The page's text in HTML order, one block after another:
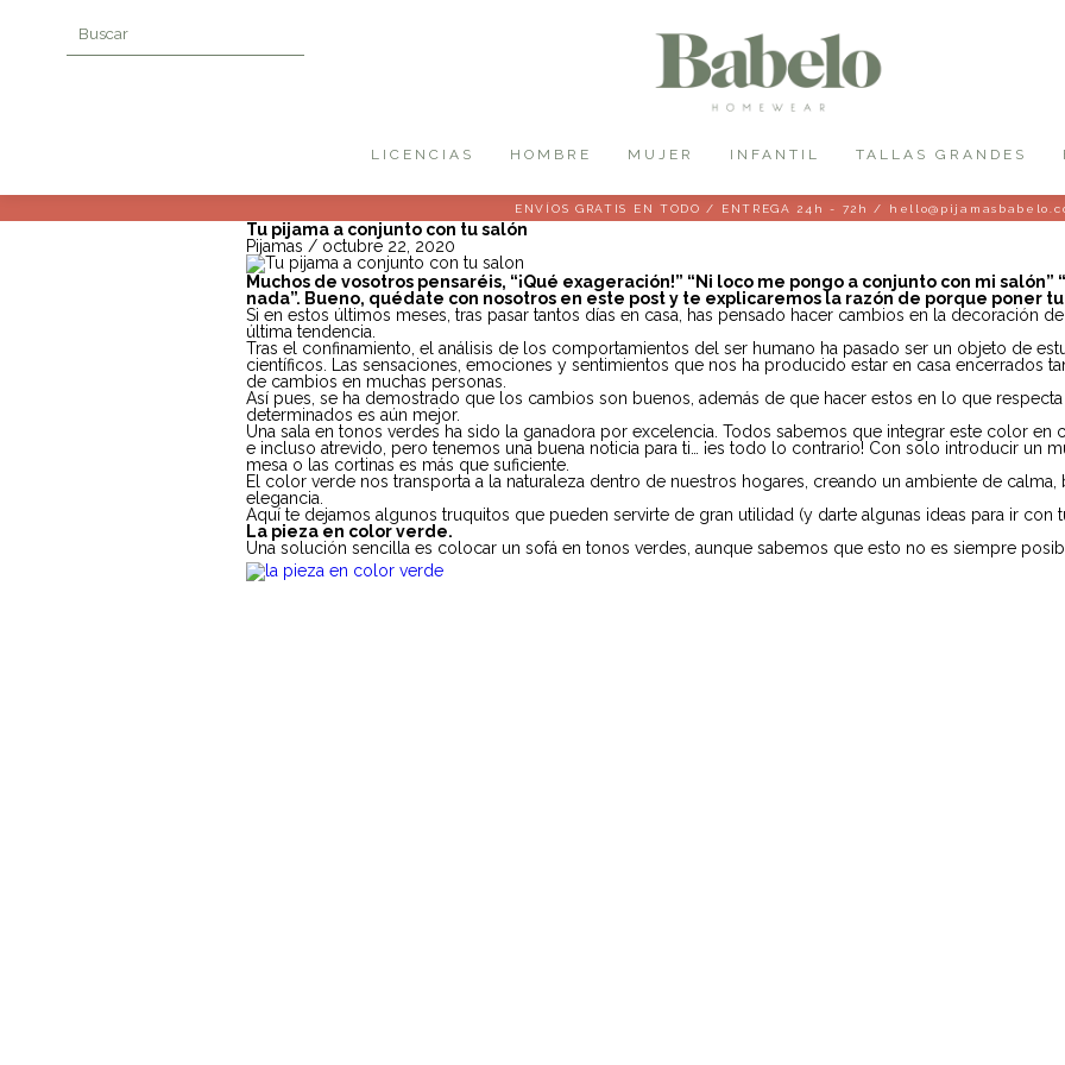
LICENCIAS HOMBRE MUJER INFANTIL TALLAS GRANDES
ENVÍOS GRATIS EN TODO / ENTREGA 24h - 72h /
Tu pijama a conjunto con tu salón
Pijamas / octubre 22, 2020
Muchos de vosotros pensaréis, “¡Qué exageración!” “Ni loco me pongo a conjunto con mi
nada”. Bueno, quédate con nosotros en este post y te explicaremos la razón de porque poner
Si en estos últimos meses, tras pasar tantos días en casa, has pensado hacer cambios en la decoración
última tendencia.
Tras el confinamiento, el análisis de los comportamientos del ser humano ha pasado ser un objeto de
científicos. Las sensaciones, emociones y sentimientos que nos ha producido estar en casa encerrados
de cambios en muchas personas.
Así pues, se ha demostrado que los cambios son buenos, además de que hacer estos en lo que
determinados es aún mejor.
Una sala en tonos verdes ha sido la ganadora por excelencia. Todos sabemos que integrar este color
e incluso atrevido, pero tenemos una buena noticia para ti… ¡es todo lo contrario! Con solo introducir un
mesa o las cortinas es más que suficiente.
El color verde nos transporta a la naturaleza dentro de nuestros hogares, creando un ambiente de
elegancia.
Aquí te dejamos algunos truquitos que pueden servirte de gran utilidad (y darte algunas ideas para ir con
La pieza en color verde.
Una solución sencilla es colocar un sofá en tonos verdes, aunque sabemos que esto no es siempre